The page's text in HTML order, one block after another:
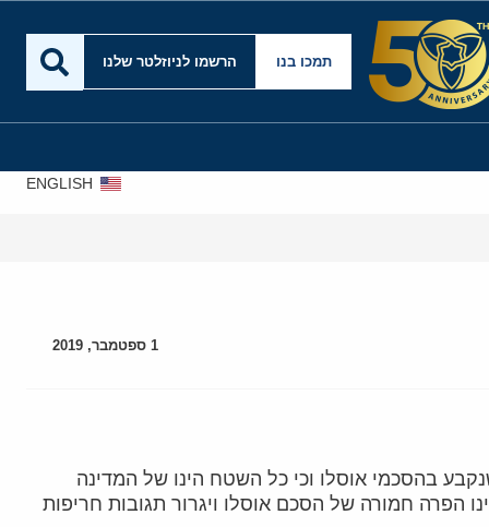
תמכו בנו הרשמו לניוזלטר שלנו
ENGLISH
1 ספטמבר, 2019
הודיע כי הרש"פ איננה מקבלת עוד את חלוקת שטחי הגדה ל-3 אזורים כפי שנקבע בהסכמי אוסלו וכי כל השטח הינו של המדינה
הפרה חמורה של הסכם אוסלו ויגרור תגובות חריפות